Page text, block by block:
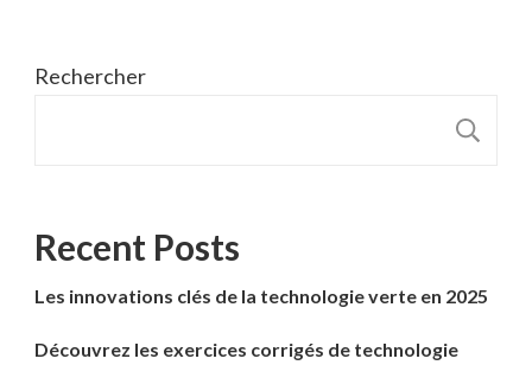
Rechercher
Recent Posts
Les innovations clés de la technologie verte en 2025
Découvrez les exercices corrigés de technologie